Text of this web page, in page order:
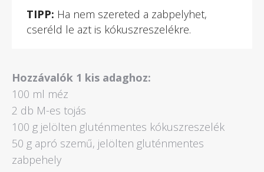
TIPP: Ha nem szereted a zabpelyhet,
cseréld le azt is kókuszreszelékre.
Hozzávalók 1 kis adaghoz:
100 ml méz
2 db M-es tojás
100 g jelölten gluténmentes kókuszreszelék
50 g apró szemű, jelölten gluténmentes
zabpehely